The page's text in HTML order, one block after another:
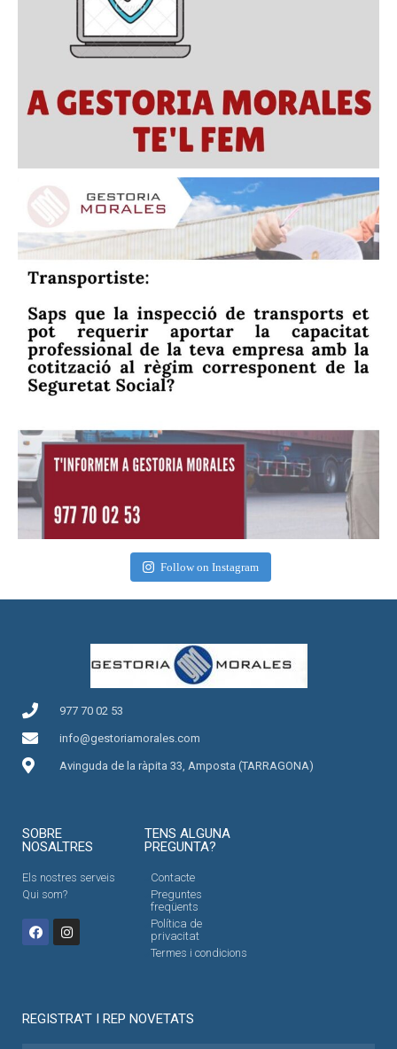
Follow on Instagram
977 70 02 53
info@gestoriamorales.com
Avinguda de la ràpita 33, Amposta (TARRAGONA)
SOBRE
NOSALTRES
Els nostres serveis
Qui som?
TENS ALGUNA
PREGUNTA?
Contacte
Preguntes
freqüents
Política de
privacitat
Termes i condicions
REGISTRA'T I REP NOVETATS